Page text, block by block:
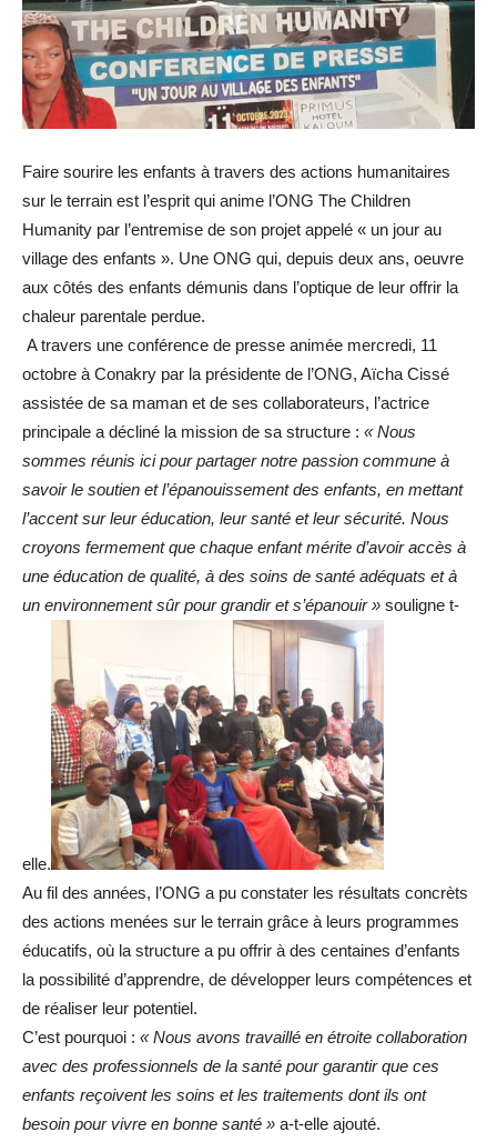
Faire sourire les enfants à travers des actions humanitaires
sur le terrain est l’esprit qui anime l’ONG The Children
Humanity par l’entremise de son projet appelé « un jour au
village des enfants ». Une ONG qui, depuis deux ans, oeuvre
aux côtés des enfants démunis dans l’optique de leur offrir la
chaleur parentale perdue.
A travers une conférence de presse animée mercredi, 11
octobre à Conakry par la présidente de l’ONG, Aïcha Cissé
assistée de sa maman et de ses collaborateurs, l’actrice
principale a décliné la mission de sa structure : « Nous
sommes réunis ici pour partager notre passion commune à
savoir le soutien et l’épanouissement des enfants, en mettant
l’accent sur leur éducation, leur santé et leur sécurité. Nous
croyons fermement que chaque enfant mérite d’avoir accès à
une éducation de qualité, à des soins de santé adéquats et à
un environnement sûr pour grandir et s’épanouir » souligne t-
elle.
Au fil des années, l’ONG a pu constater les résultats concrèts
des actions menées sur le terrain grâce à leurs programmes
éducatifs, où la structure a pu offrir à des centaines d’enfants
la possibilité d’apprendre, de développer leurs compétences et
de réaliser leur potentiel.
C’est pourquoi : « Nous avons travaillé en étroite collaboration
avec des professionnels de la santé pour garantir que ces
enfants reçoivent les soins et les traitements dont ils ont
besoin pour vivre en bonne santé » a-t-elle ajouté.